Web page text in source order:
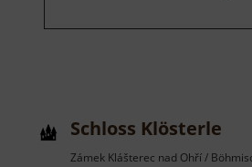
Schloss Klösterle
Zámek Klášterec nad Ohří /